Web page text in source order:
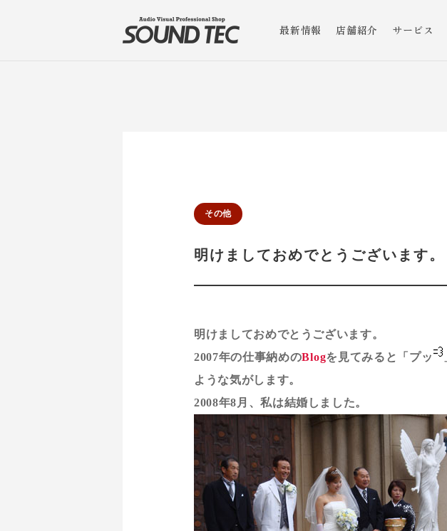
最新情報 店舗紹介 サービス
その他
明けましておめでとうございます。
明けましておめでとうございます。
2007年の仕事納めのBlogを見てみると「プッ
ような気がします。
2008年8月、私は結婚しました。